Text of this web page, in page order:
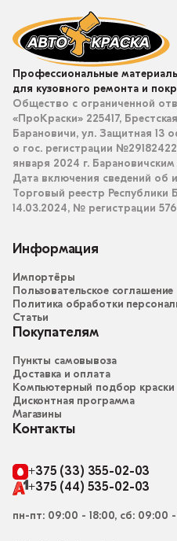
Профессиональные
для кузовного ремонта и
Общество с ограниченной
«ПроКраски» 225417,
Барановичи, ул. Защитная 13
о гос. регистрации
января 2024 г.
Дата включения сведений об
Торговый реестр Республики
14.03.2024, № регистрации
Информация
Импортёры
Пользовательское соглашение
Политика обработки
Статьи
Покупателям
Пункты самовывоза
Доставка и оплата
Компьютерный подбор краски
Дисконтная программа
Магазины
Контакты
+375 (33) 355-02-03
+375 (44) 535-02-03
пн-пт: 09:00 - 18:00, сб: 09:00